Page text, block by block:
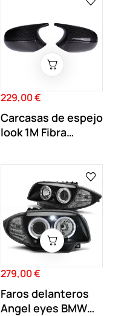
Precio
229,00 €
Carcasas de espejo
look 1M Fibra
Precio
279,00 €
Faros delanteros
Angel eyes BMW